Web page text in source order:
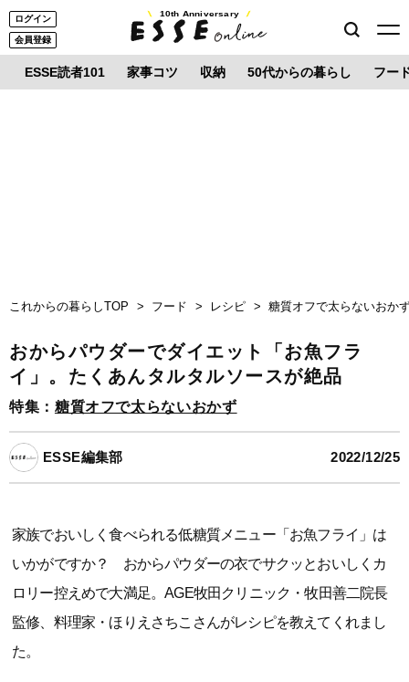
ログイン
会員登録
10th Anniversary
ESSE読者101 家事コツ 収納 50代からの暮らし フー
これからの暮らしTOP フード レシピ 糖質オフで太らないおか
おからパウダーでダイエット「お魚フラ
イ」。たくあんタルタルソースが絶品
特集： 糖質オフで太らないおかず
ESSE編集部 2022/12/25
家族でおいしく食べられる低糖質メニュー「お魚フライ」は
いかがですか？ おからパウダーの衣でサクッとおいしくカ
ロリー控えめで大満足。AGE牧田クリニック・牧田善二院長
監修、料理家・ほりえさちこさんがレシピを教えてくれまし
た。